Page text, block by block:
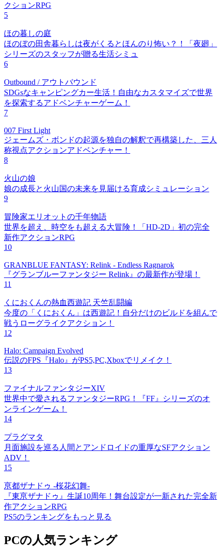
クションRPG
5
ほの暮しの庭
ほのぼの田舎暮らしは夜がくるとほんのり怖い？！「夜廻」
シリーズのスタッフが贈る生活シミュ
6
Outbound / アウトバウンド
SDGsなキャンピングカー生活！自由なカスタマイズで世界
を探索するアドベンチャーゲーム！
7
007 First Light
ジェームズ・ボンドの起源を独自の解釈で再構築した、三人
称視点アクションアドベンチャー！
8
火山の娘
娘の成長と火山国の未来を見届ける育成シミュレーション
9
冒険家エリオットの千年物語
世界を超え、時空をも超える大冒険！「HD-2D」初の完全
新作アクションRPG
10
GRANBLUE FANTASY: Relink - Endless Ragnarok
『グランブルーファンタジー Relink』の最新作が登場！
11
くにおくんの熱血西遊記 天竺乱闘編
今度の「くにおくん」は西遊記！自分だけのビルドを組んで
戦うローグライクアクション！
12
Halo: Campaign Evolved
伝説のFPS『Halo』がPS5,PC,Xboxでリメイク！
13
ファイナルファンタジーXIV
世界中で愛されるファンタジーRPG！『FF』シリーズのオ
ンラインゲーム！
14
プラグマタ
月面施設を巡る人間とアンドロイドの重厚なSFアクション
ADV！
15
亰都ザナドゥ -桜花幻舞-
『東亰ザナドゥ』生誕10周年！舞台設定が一新された完全新
作アクションRPG
PS5のランキングをもっと見る
PCの人気ランキング